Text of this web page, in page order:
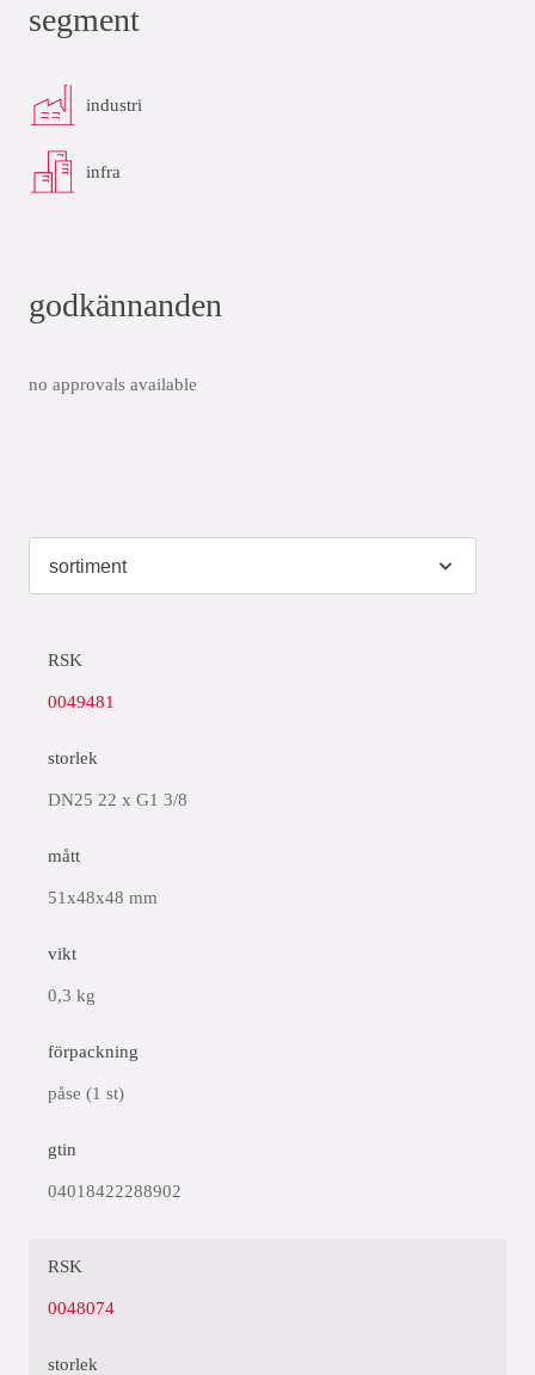
segment
industri
infra
godkännanden
no approvals available
RSK
0049481
storlek
DN25 22 x G1 3/8
mått
51x48x48 mm
vikt
0,3 kg
förpackning
påse (1 st)
gtin
04018422288902
RSK
0048074
storlek